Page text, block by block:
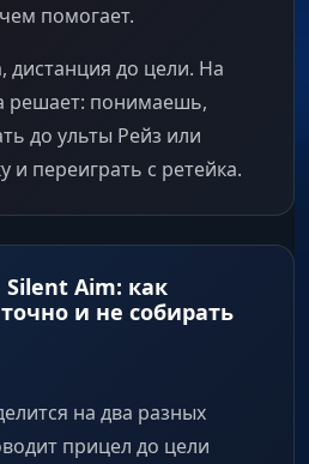
помогает.
дистанция до цели. На
решает: понимаешь,
до ульты Рейз или
и переиграть с ретейка.
Aim: как
и не собирать
на два разных
прицел до цели